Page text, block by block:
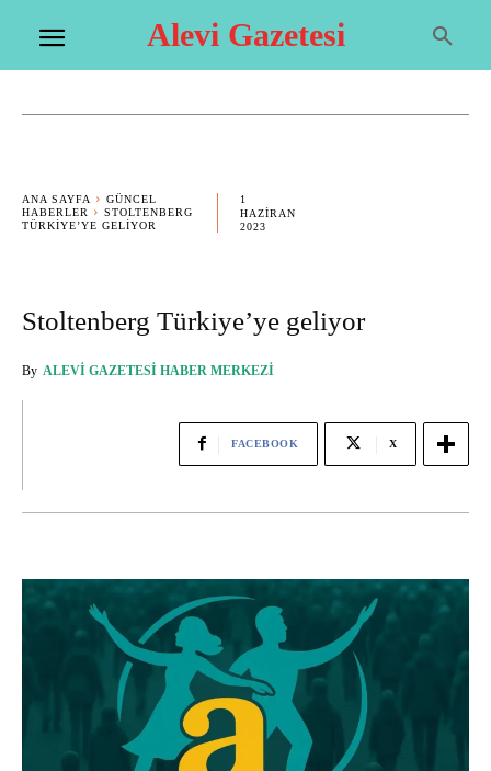
Alevi Gazetesi
ANA SAYFA
GÜNCEL
HABERLER
STOLTENBERG
TÜRKIYE’YE GELIYOR
1
HAZIRAN
2023
Stoltenberg Türkiye’ye geliyor
By ALEVI GAZETESI HABER MERKEZI
FACEBOOK X